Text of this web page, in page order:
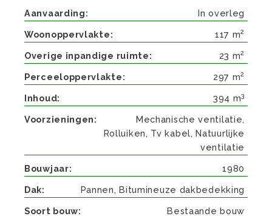
Aanvaarding In overleg
Woonoppervlakte 117 m2
Overige inpandige ruimte 23 m2
Perceeloppervlakte 297 m2
Inhoud 394 m3
Voorzieningen
Mechanische ventilatie,
Rolluiken, Tv kabel, Natuurlijke
ventilatie
Bouwjaar 1980
Dak Pannen, Bitumineuze dakbedekking
Soort bouw Bestaande bouw